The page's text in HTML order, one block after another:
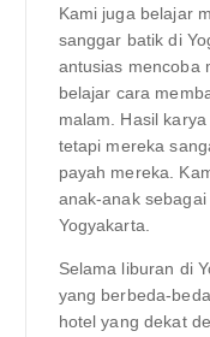
Kami juga belajar
sanggar batik di
antusias mencoba
belajar cara
malam. Hasil
tetapi mereka
payah mereka.
anak-anak
Yogyakarta.
Selama liburan di
yang berbeda-
hotel yang dekat